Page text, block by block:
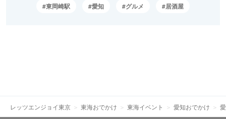
東岡崎駅 愛知 グルメ 居酒屋
レッツエンジョイ東京 東海おでかけ 東海イベント 愛知おでかけ